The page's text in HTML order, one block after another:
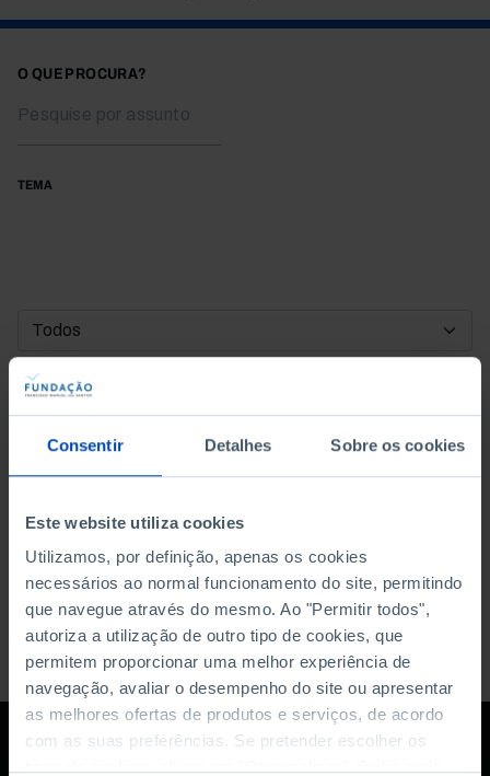
Consentir Detalhes Sobre os cookies
Este website utiliza cookies
Utilizamos, por definição, apenas os cookies
necessários ao normal funcionamento do site, permitindo
que navegue através do mesmo. Ao "Permitir todos",
autoriza a utilização de outro tipo de cookies, que
permitem proporcionar uma melhor experiência de
navegação, avaliar o desempenho do site ou apresentar
as melhores ofertas de produtos e serviços, de acordo
com as suas preferências. Se pretender escolher os
O QUE PROCURA?
TEMA
DATA DE INÍCIO
DATA DE FIM